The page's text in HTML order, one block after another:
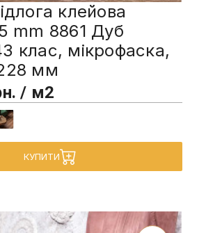
клейова
mm 8861 Дуб
клас, мікрофаска,
мм
/ м2
КУПИТИ